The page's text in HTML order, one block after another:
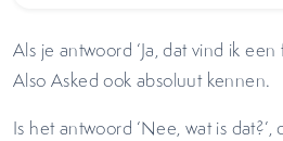
Als je antwoord ‘Ja, dat vind ik
Also Asked ook absoluut kennen.
Is het antwoord ‘Nee, wat is